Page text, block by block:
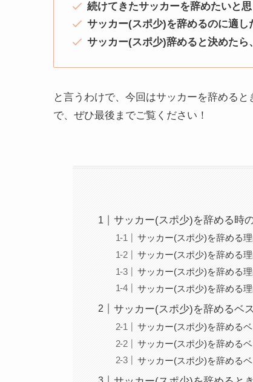
続けてきたサッカーを辞めたいと
サッカー(スポ少)を辞めるのに適し
サッカー(スポ少)辞めると決めたら
と言うわけで、今回はサッカーを辞める
で、ぜひ最後までご覧ください！
サッカー(スポ少)を辞める時
サッカー(スポ少)を辞める
サッカー(スポ少)を辞める
サッカー(スポ少)を辞める
サッカー(スポ少)を辞める
サッカー(スポ少)を辞めるベ
サッカー(スポ少)を辞める
サッカー(スポ少)を辞める
サッカー(スポ少)を辞める